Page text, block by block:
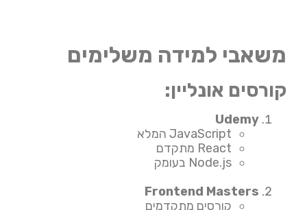
משאבי למידה משלימים
קורסים אונליין:
Udemy
JavaScript המלא
React מתקדם
Node.js בעומק
Frontend Masters
קורסים מתקדמים